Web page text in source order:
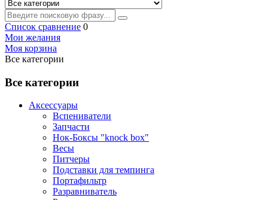
Список сравнение 0
Мои желания
Моя корзина
Все категории
Все категории
Аксессуары
Вспениватели
Запчасти
Нок-Боксы "knock box"
Весы
Питчеры
Подставки для темпинга
Портафильтр
Разравниватель